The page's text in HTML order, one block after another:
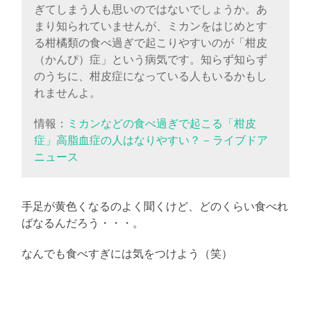
ぎてしまう人も思いのではないでしょうか。あ
まり知られていませんが、ミカンをはじめとす
る柑橘類の食べ過ぎで起こりやすいのが「柑皮
（かんぴ）症」という病気です。知らず知らず
のうちに、柑皮症になっている人もいるかもし
れませんよ。
情報： ミカンなどの食べ過ぎで起こる「柑皮
症」高脂血症の人はなりやすい？ – ライブドア
ニュース
手足が黄色くなるのよく聞くけど、どのくらい食べれ
ばなるんだろう・・・。
なんでも食べすぎには気をつけよう（笑）